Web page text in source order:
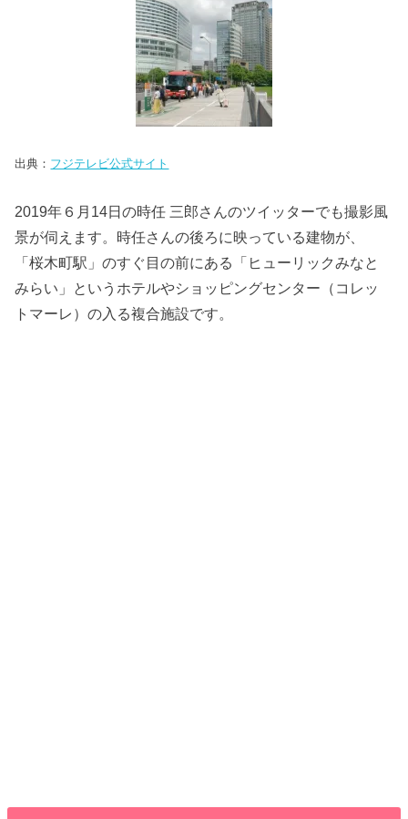
出典： フジテレビ公式サイト
2019年６月14日の時任 三郎さんのツイッターでも撮影風
景が伺えます。時任さんの後ろに映っている建物が、
「桜木町駅」のすぐ目の前にある「ヒューリックみなと
みらい」というホテルやショッピングセンター（コレッ
トマーレ）の入る複合施設です。